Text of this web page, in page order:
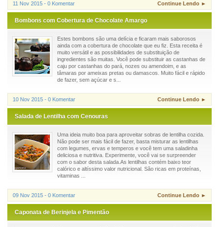
11 Nov 2015 - 0 Komentar Continue Lendo ►
Bombons com Cobertura de Chocolate Amargo
Estes bombons são uma delícia e ficaram mais saborosos
ainda com a cobertura de chocolate que eu fiz. Esta receita é
muito versátil e as possibilidades de substituição de
ingredientes são muitas. Você pode substituir as castanhas de
caju por castanhas do pará, nozes ou amendoim, e as
tâmaras por ameixas pretas ou damascos. Muito fácil e rápido
de fazer, sem açúcar e s...
10 Nov 2015 - 0 Komentar Continue Lendo ►
Salada de Lentilha com Cenouras
Uma ideia muito boa para aproveitar sobras de lentilha cozida.
Não pode ser mais fácil de fazer, basta misturar as lentilhas
com legumes, ervas e temperos e você tem uma saladinha
deliciosa e nutritiva. Experimente, você vai se surpreender
com o sabor desta salada.As lentilhas contém baixo teor
calórico e altíssimo valor nutricional. São ricas em proteínas,
vitaminas ...
09 Nov 2015 - 0 Komentar Continue Lendo ►
Caponata de Berinjela e Pimentão